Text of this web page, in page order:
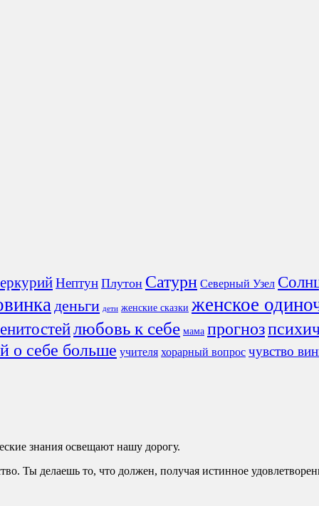
Нептун Плутон Сатурн Северный Узел
деньги дети женские сказки женское
любовь к себе мама прогноз
о себе больше учителя хорарный вопрос чувство
знания освещают нашу дорогу.
Ты делаешь то, что должен, получая истинное